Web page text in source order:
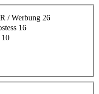
/ Werbung 26
16
10